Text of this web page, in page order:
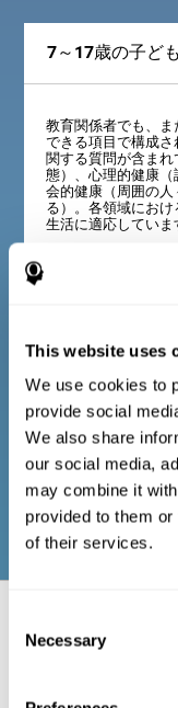
This website uses
We use cookies to
provide social
We also share
our social media,
may combine it
provided to them
of their services.
Selection
Necessary
7～17歳の子ど
教育関係者でも、
できる項目で構成
関する質問が含ま
態）、心理的健康
会的健康（周囲の
る）。各領域にお
生活に適応していま
評価担当の専門家で
に回答できる項目
領域に関する質問
体の不調がない）
な状態）、社会的健
持している）。各
生活に適応していま
評価される
ッテリー
認知能力の悪化や健康